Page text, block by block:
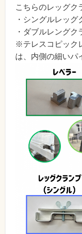
こちらのレッグク
・シングルレッ
・ダブルレング
※テレスコピック
は、内側の細いパ